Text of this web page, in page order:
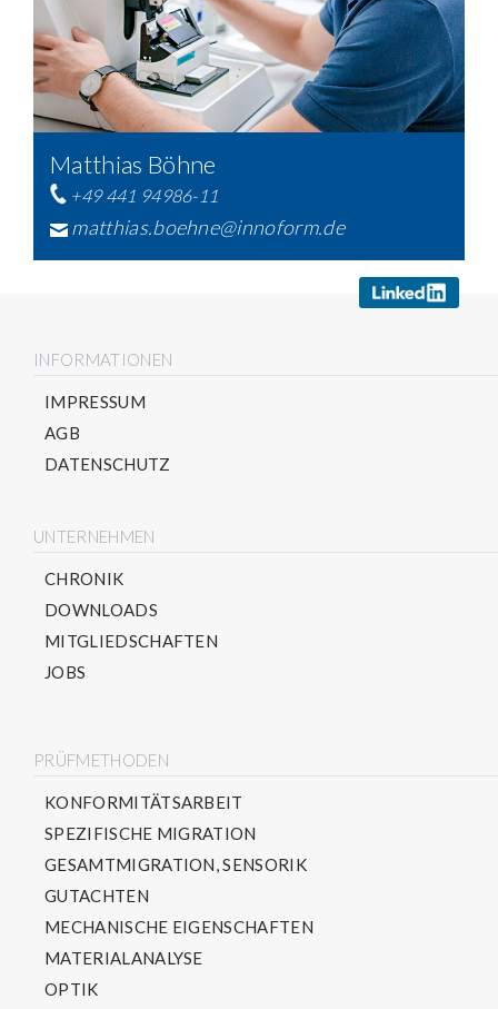
Matthias Böhne
+49 441 94986-11
matthias.boehne@innoform.de
INFORMATIONEN
IMPRESSUM
AGB
DATENSCHUTZ
UNTERNEHMEN
CHRONIK
DOWNLOADS
MITGLIEDSCHAFTEN
JOBS
PRÜFMETHODEN
KONFORMITÄTSARBEIT
SPEZIFISCHE MIGRATION
GESAMTMIGRATION, SENSORIK
GUTACHTEN
MECHANISCHE EIGENSCHAFTEN
MATERIALANALYSE
OPTIK